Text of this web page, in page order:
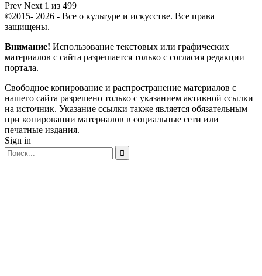
Prev Next 1 из 499
©2015- 2026 - Все о культуре и искусстве. Все права
защищены.
Внимание! Использование текстовых или графических
материалов с сайта разрешается только c согласия редакции
портала.
Свободное копирование и распространение материалов с
нашего сайта разрешено только с указанием активной ссылки
на источник. Указание ссылки также является обязательным
при копировании материалов в социальные сети или
печатные издания.
Sign in